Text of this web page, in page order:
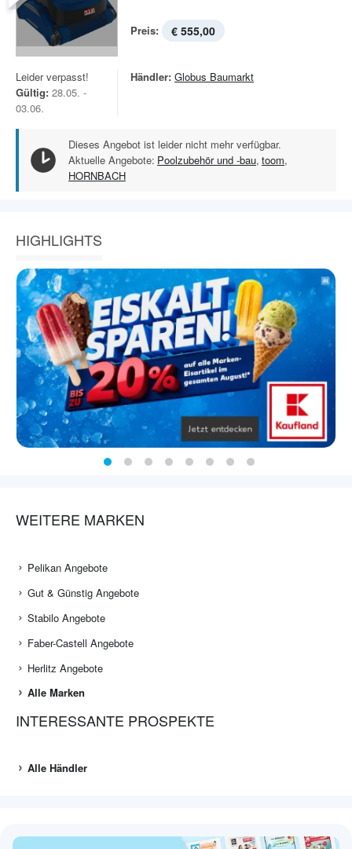
Preis: € 555,00
Leider verpasst!
Gültig: 28.05. -
03.06.
Händler: Globus Baumarkt
Dieses Angebot ist leider nicht mehr verfügbar.
Aktuelle Angebote: Poolzubehör und -bau, toom,
HORNBACH
HIGHLIGHTS
WEITERE MARKEN
Pelikan Angebote
Gut & Günstig Angebote
Stabilo Angebote
Faber-Castell Angebote
Herlitz Angebote
Alle Marken
INTERESSANTE PROSPEKTE
Alle Händler